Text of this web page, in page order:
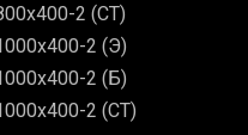
2 (СТ)
2 (Э)
2 (Б)
2 (СТ)